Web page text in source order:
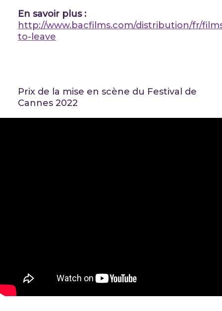
En savoir plus :
http://www.bacfilms.com/distribution/fr/
to-leave
Prix de la mise en scène du Festival de
Cannes 2022